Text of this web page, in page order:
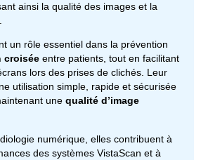
ainsi la qualité des images et la
un rôle essentiel dans la prévention
croisée entre patients, tout en facilitant
lors des prises de clichés. Leur
utilisation simple, rapide et sécurisée
une qualité d’image
numérique, elles contribuent à
des systèmes VistaScan et à